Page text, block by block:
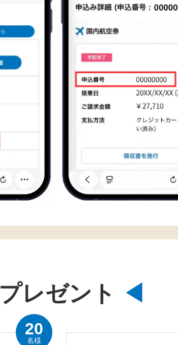
プレゼント
20
名様